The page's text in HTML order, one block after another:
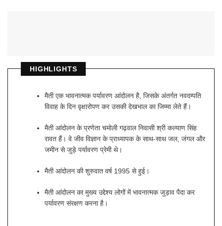
HIGHLIGHTS
मैती एक भावनात्मक पर्यावरण आंदोलन है, जिसके अंतर्गत नवदम्पति
विवाह के दिन वृक्षारोपण कर उसकी देखभाल का जिम्मा लेते हैं।
मैती आंदोलन के प्रणेता चमोली गढ़वाल निवासी श्री कल्याण सिंह
रावत हैं। वे जीव विज्ञान के प्राध्यापक के साथ-साथ जल, जंगल और
जमीन से जुड़े पर्यावरण प्रेमी थे।
मैती आंदोलन की शुरुवात वर्ष 1995 से हुई।
मैती आंदोलन का मुख्य उद्देश्य लोगों में भावनात्मक जुड़ाव पैदा कर
पर्यावरण संरक्षण करना है।